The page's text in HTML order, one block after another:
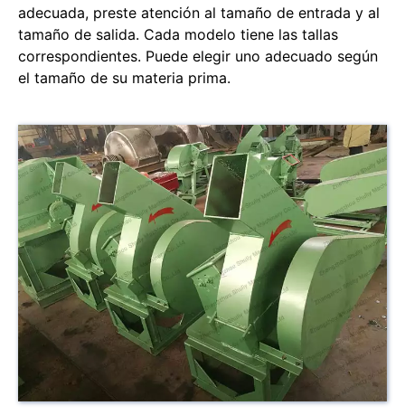
adecuada, preste atención al tamaño de entrada y al
tamaño de salida. Cada modelo tiene las tallas
correspondientes. Puede elegir uno adecuado según
el tamaño de su materia prima.